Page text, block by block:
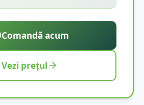
Comandă acum
Vezi prețul